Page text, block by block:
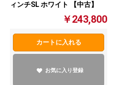
ィンチSL ホワイト 【中古】
￥243,800
カートに入れる
お気に入り登録